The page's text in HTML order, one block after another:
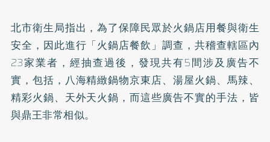
北市衛生局指出，為了保障民眾於火鍋店用餐與衛生
安全，因此進行「火鍋店餐飲」調查，共稽查轄區內
23家業者，經抽查過後，發現共有5間涉及廣告不
實，包括，八海精緻鍋物京東店、湯屋火鍋、馬辣、
精彩火鍋、天外天火鍋，而這些廣告不實的手法，皆
與鼎王非常相似。